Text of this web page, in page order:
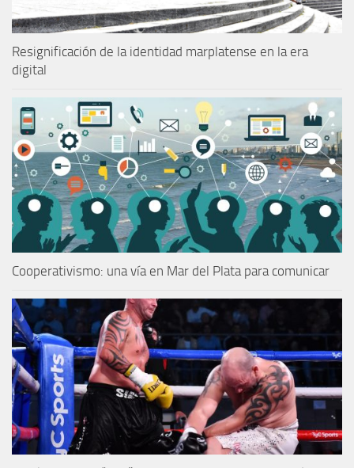
Resignificación de la identidad marplatense en la era
digital
Cooperativismo: una vía en Mar del Plata para comunicar